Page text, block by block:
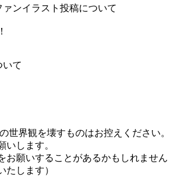
ンイラスト投稿について
いて
世界観を壊すものはお控えください。
いします。
お願いすることがあるかもしれません
たします）